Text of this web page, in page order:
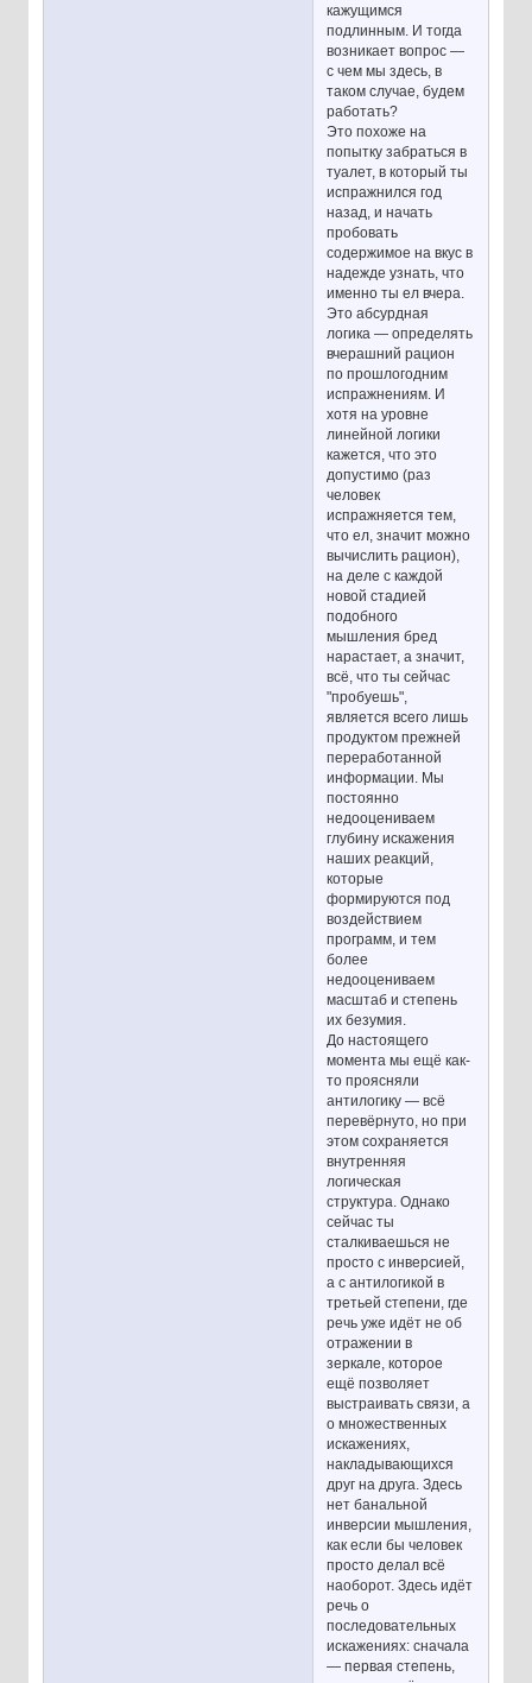
кажущимся
подлинным. И тогда
возникает вопрос —
с чем мы здесь, в
таком случае, будем
работать?
Это похоже на
попытку забраться в
туалет, в который ты
испражнился год
назад, и начать
пробовать
содержимое на вкус в
надежде узнать, что
именно ты ел вчера.
Это абсурдная
логика — определять
вчерашний рацион
по прошлогодним
испражнениям. И
хотя на уровне
линейной логики
кажется, что это
допустимо (раз
человек
испражняется тем,
что ел, значит можно
вычислить рацион),
на деле с каждой
новой стадией
подобного
мышления бред
нарастает, а значит,
всё, что ты сейчас
"пробуешь",
является всего лишь
продуктом прежней
переработанной
информации. Мы
постоянно
недооцениваем
глубину искажения
наших реакций,
которые
формируются под
воздействием
программ, и тем
более
недооцениваем
масштаб и степень
их безумия.
До настоящего
момента мы ещё как-
то проясняли
антилогику — всё
перевёрнуто, но при
этом сохраняется
внутренняя
логическая
структура. Однако
сейчас ты
сталкиваешься не
просто с инверсией,
а с антилогикой в
третьей степени, где
речь уже идёт не об
отражении в
зеркале, которое
ещё позволяет
выстраивать связи, а
о множественных
искажениях,
накладывающихся
друг на друга. Здесь
нет банальной
инверсии мышления,
как если бы человек
просто делал всё
наоборот. Здесь идёт
речь о
последовательных
искажениях: сначала
— первая степень,